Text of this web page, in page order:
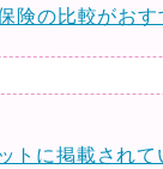
険の比較がおす
トに掲載され